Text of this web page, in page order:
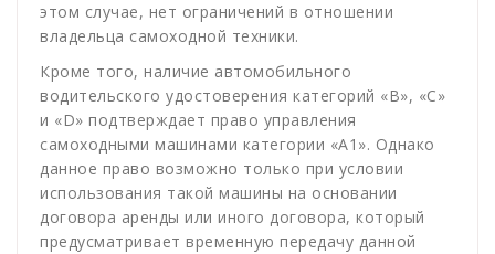
этом случае, нет ограничений в отношении
владельца самоходной техники.
Кроме того, наличие автомобильного
водительского удостоверения категорий «В», «С»
и «D» подтверждает право управления
самоходными машинами категории «А1». Однако
данное право возможно только при условии
использования такой машины на основании
договора аренды или иного договора, который
предусматривает временную передачу данной